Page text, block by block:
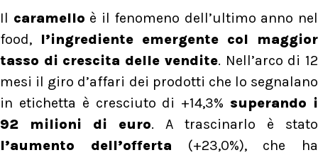
Il caramello è il fenomeno dell’ultimo anno nel
food, l’ingrediente emergente col maggior
tasso di crescita delle vendite. Nell’arco di 12
mesi il giro d’affari dei prodotti che lo segnalano
in etichetta è cresciuto di +14,3% superando i
92 milioni di euro. A trascinarlo è stato
l’aumento dell’offerta (+23,0%), che ha